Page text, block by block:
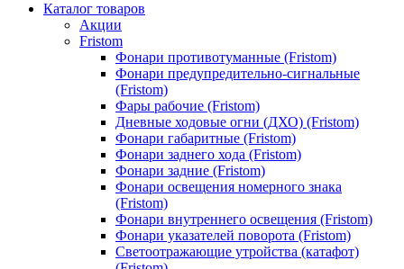
Каталог товаров
Акции
Fristom
Фонари противотуманные (Fristom)
Фонари предупредительно-сигнальные
(Fristom)
Фары рабочие (Fristom)
Дневные ходовые огни (ДХО) (Fristom)
Фонари габаритные (Fristom)
Фонари заднего хода (Fristom)
Фонари задние (Fristom)
Фонари освещения номерного знака
(Fristom)
Фонари внутреннего освещения (Fristom)
Фонари указателей поворота (Fristom)
Светоотражающие утройства (катафот)